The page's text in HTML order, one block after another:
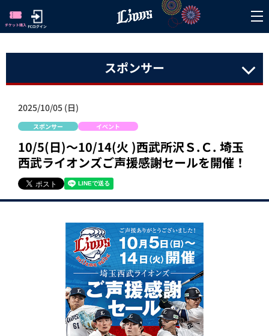
スポンサー
2025/10/05 (日)
スポンサー イベント
10/5(日)～10/14(火 )西武所沢Ｓ.Ｃ. 埼玉
西武ライオンズご声援感謝セールを開催！